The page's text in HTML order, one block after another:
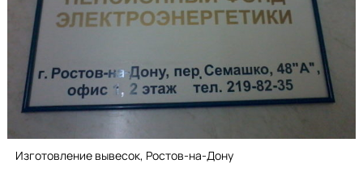
Изготовление вывесок, Ростов-на-Дону